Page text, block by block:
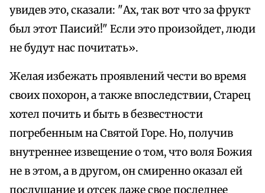
увидев это, сказали: "Ах, так вот что за фрукт
был этот Паисий!" Если это произойдет, люди
не будут нас почитать».
Желая избежать проявлений чести во время
своих похорон, а также впоследствии, Старец
хотел почить и быть в безвестности
погребенным на Святой Горе. Но, получив
внутреннее извещение о том, что воля Божия
не в этом, а в другом, он смиренно оказал ей
послушание и отсек даже свое последнее